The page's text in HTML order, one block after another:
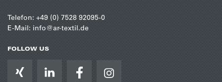
Telefon: +49 (0) 7528 92095-0
E-Mail: info@ar-textil.de
FOLLOW US